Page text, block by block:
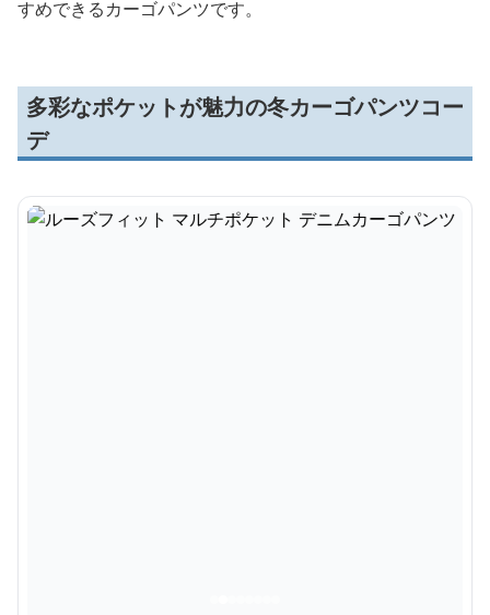
すめできるカーゴパンツです。
多彩なポケットが魅力の冬カーゴパンツコー
デ